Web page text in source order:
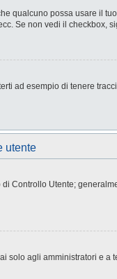
qualcuno possa usare il
Se non vedi il checkbox,
ad esempio di tenere
utente
Controllo Utente;
solo agli amministratori e a